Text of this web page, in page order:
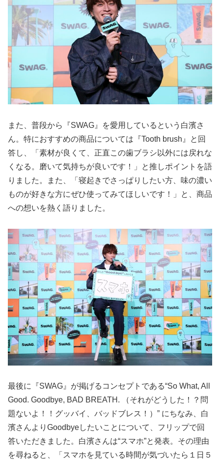
また、普段から『SWAG』を愛用しているという白濱さ
ん。特におすすめの商品については『Tooth brush』と回
答し、「素材が良くて、正直この歯ブラシ以外には戻れな
くなる。磨いて気持ちが良いです！」と推しポイントを語
りました。また、「寝起きでさっぱりしたい方、味の濃い
ものが好きな方にぜひ使ってみてほしいです！」と、商品
への想いを熱く語りました。
最後に『SWAG』が掲げるコンセプトである“So What, All
Good. Goodbye, BAD BREATH. （それがどうした！？問
題ないよ！！グッバイ、バッドブレス！）” にちなみ、白
濱さんよりGoodbyeしたいことについて、フリップで回
答いただきました。白濱さんは“スマホ”と発表。その理由
を尋ねると、「スマホを見ている時間が気づいたら１日５